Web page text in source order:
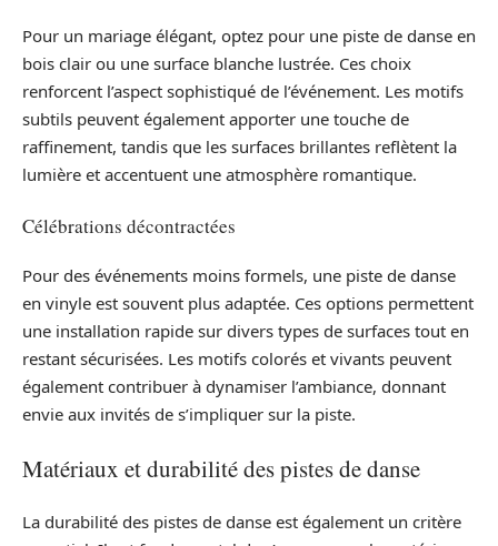
Pour un mariage élégant, optez pour une piste de danse en
bois clair ou une surface blanche lustrée. Ces choix
renforcent l’aspect sophistiqué de l’événement. Les motifs
subtils peuvent également apporter une touche de
raffinement, tandis que les surfaces brillantes reflètent la
lumière et accentuent une atmosphère romantique.
Célébrations décontractées
Pour des événements moins formels, une piste de danse
en vinyle est souvent plus adaptée. Ces options permettent
une installation rapide sur divers types de surfaces tout en
restant sécurisées. Les motifs colorés et vivants peuvent
également contribuer à dynamiser l’ambiance, donnant
envie aux invités de s’impliquer sur la piste.
Matériaux et durabilité des pistes de danse
La durabilité des pistes de danse est également un critère